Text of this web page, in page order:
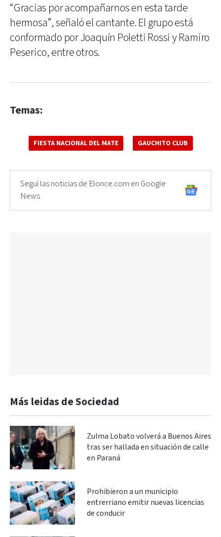
“Gracias por acompañarnos en esta tarde
hermosa”, señaló el cantante. El grupo está
conformado por Joaquín Poletti Rossi y Ramiro
Peserico, entre otros.
Temas:
FIESTA NACIONAL DEL MATE GAUCHITO CLUB
Seguí las noticias de Elonce.com en Google
News
Más leidas de Sociedad
Zulma Lobato volverá a Buenos Aires
tras ser hallada en situación de calle
en Paraná
Prohibieron a un municipio
entrerriano emitir nuevas licencias
de conducir